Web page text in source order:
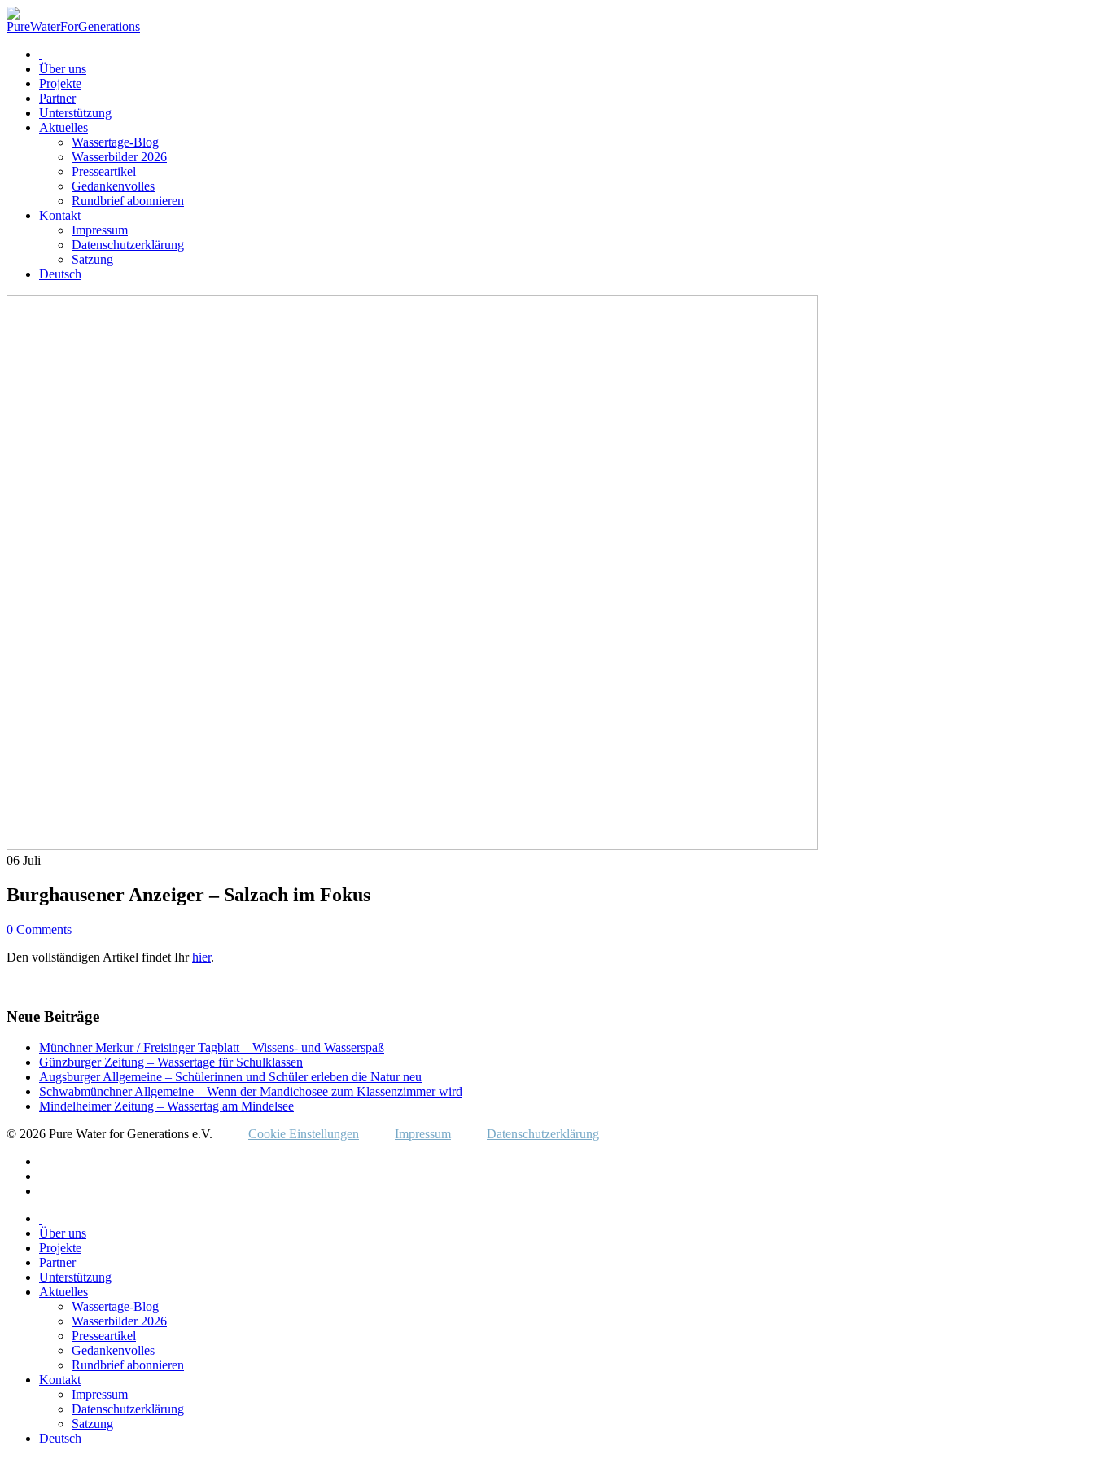
Über uns
Projekte
Partner
Unterstützung
Aktuelles
Wassertage-Blog
Wasserbilder 2026
Presseartikel
Gedankenvolles
Rundbrief abonnieren
Kontakt
Impressum
Datenschutzerklärung
Satzung
Deutsch
06 Juli
Burghausener Anzeiger – Salzach im Fokus
0 Comments
Den vollständigen Artikel findet Ihrhier.
Neue Beiträge
Münchner Merkur / Freisinger Tagblatt – Wissens- und Wasserspaß
Günzburger Zeitung – Wassertage für Schulklassen
Augsburger Allgemeine – Schülerinnen und Schüler erleben die Natur neu
Schwabmünchner Allgemeine – Wenn der Mandichosee zum Klassenzimmer wird
Mindelheimer Zeitung – Wassertag am Mindelsee
© 2026 Pure Water for Generations e.V.
Cookie Einstellungen Impressum Datenschutzerklärung
Über uns
Projekte
Partner
Unterstützung
Aktuelles
Wassertage-Blog
Wasserbilder 2026
Presseartikel
Gedankenvolles
Rundbrief abonnieren
Kontakt
Impressum
Datenschutzerklärung
Satzung
Deutsch